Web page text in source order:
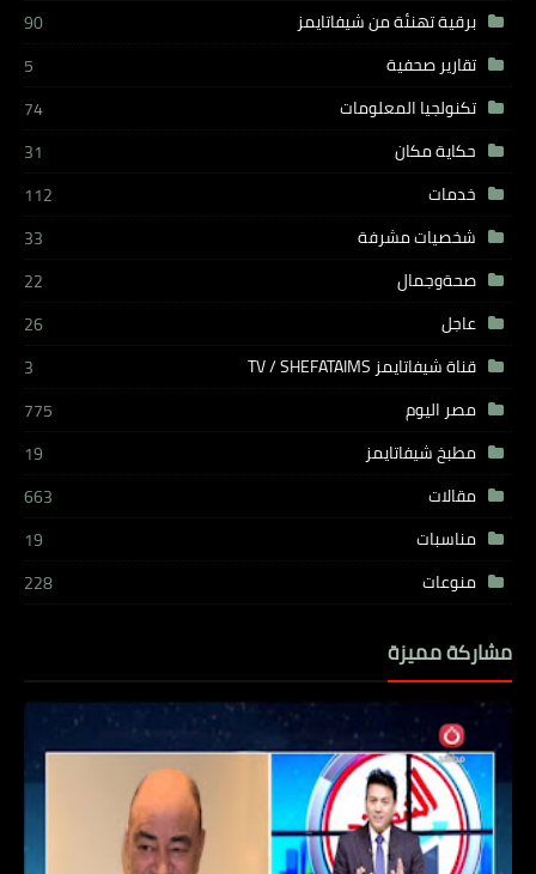
برقية تهنئة من شيفاتايمز
90
تقارير صحفية
5
تكنولجيا المعلومات
74
حكاية مكان
31
خدمات
112
شخصيات مشرفة
33
صحةوجمال
22
عاجل
26
قناة شيفاتايمز TV / SHEFATAIMS
3
مصر اليوم
775
مطبخ شيفاتايمز
19
مقالات
663
مناسبات
19
منوعات
228
مشاركة مميزة